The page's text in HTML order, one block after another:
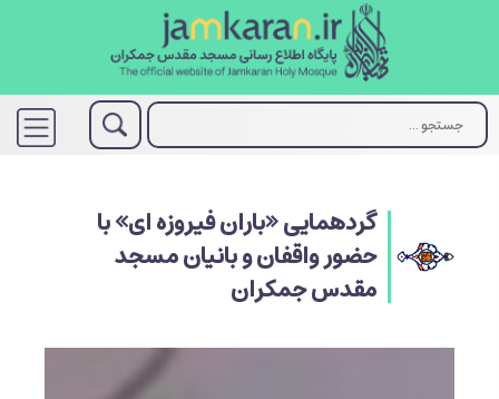
گردهمایی «باران فیروزه ای» با
حضور واقفان و بانیان مسجد
مقدس جمکران